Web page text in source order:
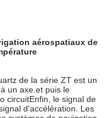
aérospatiaux de
de la série ZT est un
un axe.et puis le
circuitEnfin, le signal de
d'accélération. Les